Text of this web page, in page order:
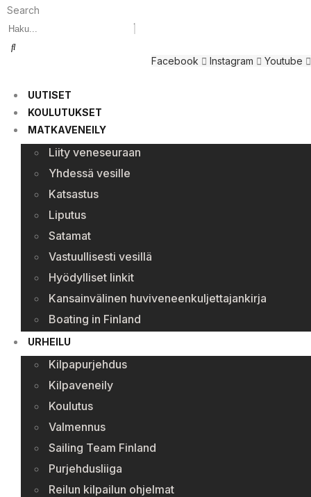
Search
Facebook Instagram Youtube
UUTISET
KOULUTUKSET
MATKAVENEILY
Liity veneseuraan
Yhdessä vesille
Katsastus
Liputus
Satamat
Vastuullisesti vesillä
Hyödylliset linkit
Kansainvälinen huviveneenkuljettajankirja
Boating in Finland
URHEILU
Kilpapurjehdus
Kilpaveneily
Koulutus
Valmennus
Sailing Team Finland
Purjehdusliiga
Reilun kilpailun ohjelmat